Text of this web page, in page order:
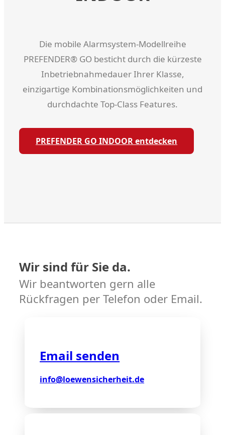
Die mobile Alarmsystem-Modellreihe
PREFENDER® GO besticht durch die kürzeste
Inbetriebnahmedauer Ihrer Klasse,
einzigartige Kombinationsmöglichkeiten und
durchdachte Top-Class Features.
PREFENDER GO INDOOR entdecken
Wir sind für Sie da.
Wir beantworten gern alle
Rückfragen per Telefon oder Email.
Email senden
info@loewensicherheit.de